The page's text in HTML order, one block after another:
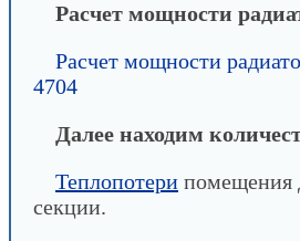
Расчет мощности
Расчет мощности
4704
Далее находим
Теплопотери помещения
секции.